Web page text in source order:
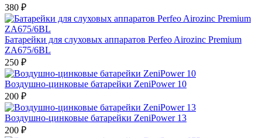
380 ₽
Батарейки для слуховых аппаратов Perfeo Airozinc Premium
ZA675/6BL
250 ₽
Воздушно-цинковые батарейки ZeniPower 10
200 ₽
Воздушно-цинковые батарейки ZeniPower 13
200 ₽